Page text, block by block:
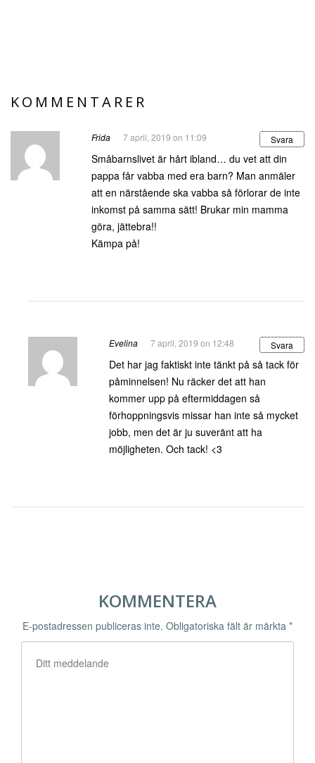
KOMMENTARER
Frida 7 april, 2019 on 11:09 Svara
Småbarnslivet är hårt ibland… du vet att din
pappa får vabba med era barn? Man anmäler
att en närstående ska vabba så förlorar de inte
inkomst på samma sätt! Brukar min mamma
göra, jättebra!!
Kämpa på!
Evelina 7 april, 2019 on 12:48 Svara
Det har jag faktiskt inte tänkt på så tack för
påminnelsen! Nu räcker det att han
kommer upp på eftermiddagen så
förhoppningsvis missar han inte så mycket
jobb, men det är ju suveränt att ha
möjligheten. Och tack! <3
KOMMENTERA
E-postadressen publiceras inte. Obligatoriska fält är märkta *